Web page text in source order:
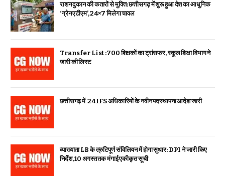
राशन दुकान की कतारों से मुक्ति: छत्तीसगढ़ में शुरू हुआ देश का आधुनिक
‘ग्रेन एटीएम’, 24×7 मिलेगा चावल
Transfer List :700 शिक्षकों का ट्रांसफर, स्कूल शिक्षा विभाग ने
जारी की लिस्ट
छत्तीसगढ़ में 24 IFS अधिकारियों के नवीन पदस्थापना आदेश जारी
व्याख्याता LB के त्रुटिपूर्ण संविलियन में होगा सुधार: DPI ने जारी किए
निर्देश, 10 अगस्त तक मंगाई एकीकृत सूची